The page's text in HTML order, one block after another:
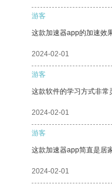
游客
这款加速器app的加速效
2024-02-01
游客
这款软件的学习方式非常
2024-02-01
游客
这款加速器app简直是居
2024-02-01